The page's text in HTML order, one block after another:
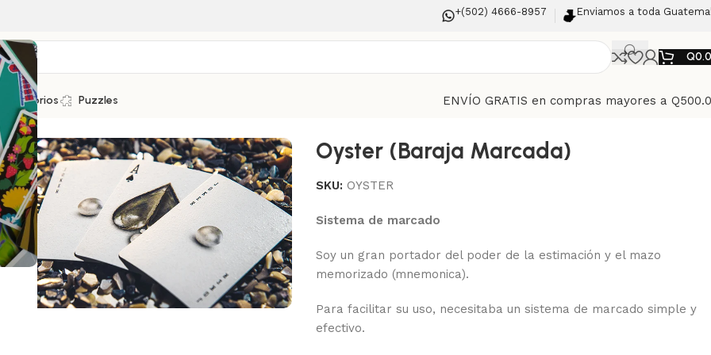
+(502) 4666-8957 Enviamos a toda
Q
Accesorios Puzzles
ENVÍO GRATIS en compras mayores a
Oyster (Baraja Marcada)
SKU: OYSTER
Sistema de marcado
Soy un gran portador del poder de la estimación y el mazo
memorizado (mnemonica).
Para facilitar su uso, necesitaba un sistema de marcado simple y
efectivo.